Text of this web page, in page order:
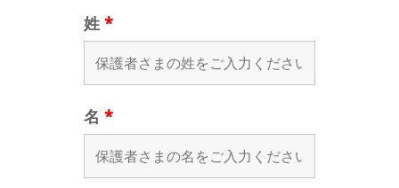
姓 *
名 *